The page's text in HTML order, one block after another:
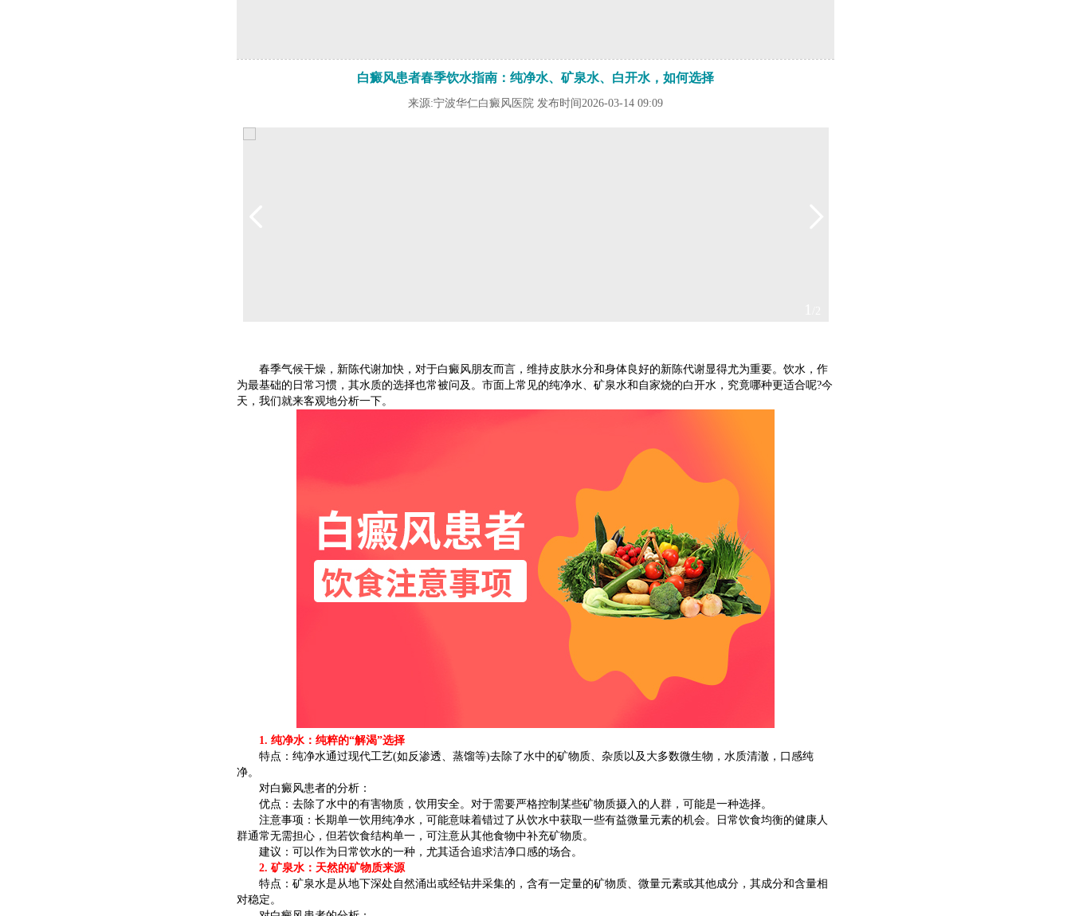
白癜风患者春季饮水指南：纯净水、矿泉水、白开水，如何选择
来源:宁波华仁白癜风医院 发布时间2026-03-14 09:09
春季气候干燥，新陈代谢加快，对于白癜风朋友而言，维持皮肤水分和身体良好的新陈代谢显得尤为重要。饮水，作
为最基础的日常习惯，其水质的选择也常被问及。市面上常见的纯净水、矿泉水和自家烧的白开水，究竟哪种更适合呢?今
天，我们就来客观地分析一下。
1. 纯净水：纯粹的“解渴”选择
特点：纯净水通过现代工艺(如反渗透、蒸馏等)去除了水中的矿物质、杂质以及大多数微生物，水质清澈，口感纯
净。
对白癜风患者的分析：
优点：去除了水中的有害物质，饮用安全。对于需要严格控制某些矿物质摄入的人群，可能是一种选择。
注意事项：长期单一饮用纯净水，可能意味着错过了从饮水中获取一些有益微量元素的机会。日常饮食均衡的健康人
群通常无需担心，但若饮食结构单一，可注意从其他食物中补充矿物质。
建议：可以作为日常饮水的一种，尤其适合追求洁净口感的场合。
2. 矿泉水：天然的矿物质来源
特点：矿泉水是从地下深处自然涌出或经钻井采集的，含有一定量的矿物质、微量元素或其他成分，其成分和含量相
对稳定。